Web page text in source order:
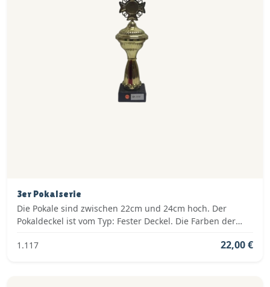
3er Pokalserie
Die Pokale sind zwischen 22cm und 24cm hoch. Der
Pokaldeckel ist vom Typ: Fester Deckel. Die Farben der
1.117
22,00 €